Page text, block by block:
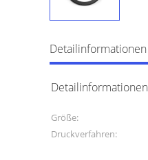
Detailinformationen
Detailinformationen
Größe:
Druckverfahren: